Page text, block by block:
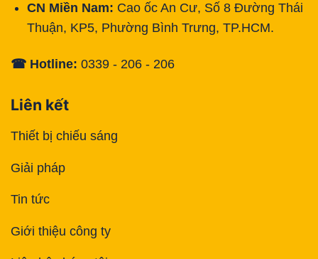
CN Miền Nam: Cao ốc An Cư, Số 8 Đường Thái
Thuận, KP5, Phường Bình Trưng, TP.HCM.
☎ Hotline: 0339 - 206 - 206
Liên kết
Thiết bị chiếu sáng
Giải pháp
Tin tức
Giới thiệu công ty